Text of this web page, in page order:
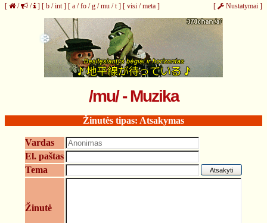
[ / / ] [ b /int] [ a /fo /g /mu /t] [ visi /meta ] [ Nustatymai ]
/mu/ - Muzika
Žinutės tipas: Atsakymas
Vardas
El. paštas
Tema
Žinutė